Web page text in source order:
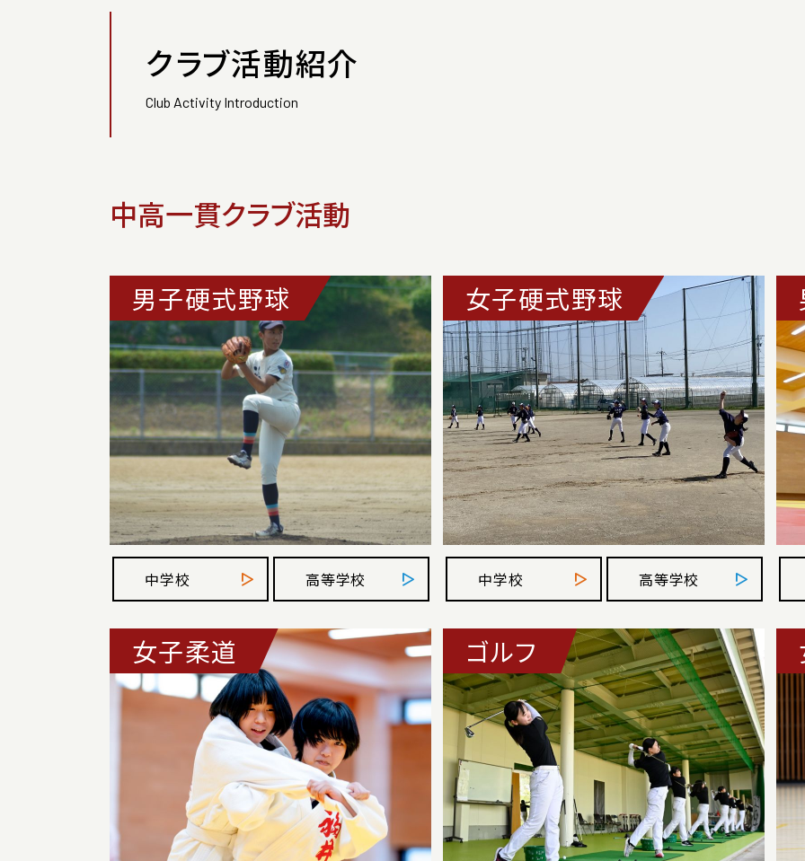
クラブ活動紹介
Club Activity Introduction
中⾼⼀貫クラブ活動
男子硬式野球
中学校 高等学校
女子硬式野球
中学校 高等学校
女子柔道 ゴルフ